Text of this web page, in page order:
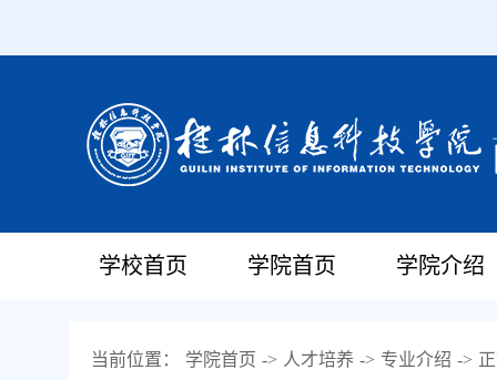
学校首页 学院首页 学院介绍
当前位置： 学院首页 -> 人才培养 -> 专业介绍 ->